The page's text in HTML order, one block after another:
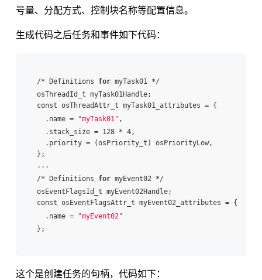
号量、分配方式、控制块名称等配置信息。
生成代码之后任务和事件如下代码：
/* Definitions for myTask01 */
osThreadId_t myTask01Handle;
const osThreadAttr_t myTask01_attributes = {
.name =
"myTask01" ,
.stack_size = 128 * 4,
.priority = (osPriority_t) osPriorityLow,
};
...
/* Definitions for myEvent02 */
osEventFlagsId_t myEvent02Handle;
const osEventFlagsAttr_t myEvent02_attributes = {
.name =
"myEvent02"
这个是创建任务的句柄，代码如下：